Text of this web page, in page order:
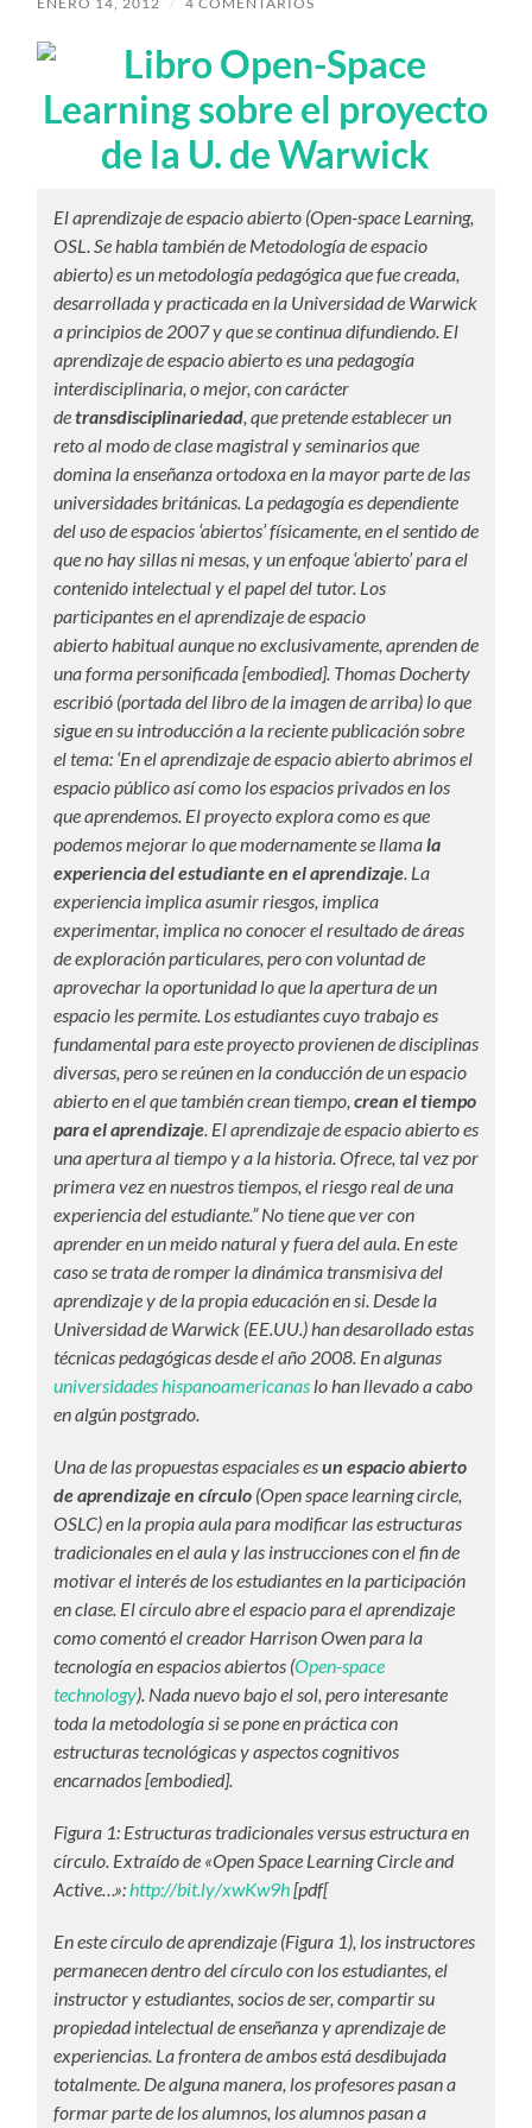
El aprendizaje de espacio abierto (Open-space Learning,
OSL. Se habla también de Metodología de espacio
abierto) es un metodología pedagógica que fue creada,
desarrollada y practicada en la Universidad de Warwick
a principios de 2007 y que se continua difundiendo. El
aprendizaje de espacio abierto es una pedagogía
interdisciplinaria, o mejor, con carácter
detransdisciplinariedad, que pretende establecer un
reto al modo de clase magistral y seminarios que
domina la enseñanza ortodoxa en la mayor parte de las
universidades británicas. La pedagogía es dependiente
del uso de espacios ‘abiertos’ físicamente, en el sentido de
que no hay sillas ni mesas, y un enfoque ‘abierto’ para el
contenido intelectual y el papel del tutor. Los
participantes en el aprendizaje de espacio
abierto habitual aunque no exclusivamente, aprenden de
una forma personificada [embodied]. Thomas Docherty
escribió (portada del libro de la imagen de arriba) lo que
sigue en su introducción a la reciente publicación sobre
el tema: ‘En el aprendizaje de espacio abierto abrimos el
espacio público así como los espacios privados en los
que aprendemos. El proyecto explora como es que
podemos mejorar lo que modernamente se llamala
experiencia del estudiante en el aprendizaje. La
experiencia implica asumir riesgos, implica
experimentar, implica no conocer el resultado de áreas
de exploración particulares, pero con voluntad de
aprovechar la oportunidad lo que la apertura de un
espacio les permite. Los estudiantes cuyo trabajo es
fundamental para este proyecto provienen de disciplinas
diversas, pero se reúnen en la conducción de un espacio
abierto en el que también crean tiempo, crean el tiempo
para el aprendizaje. El aprendizaje de espacio abierto es
una apertura al tiempo y a la historia. Ofrece, tal vez por
primera vez en nuestros tiempos, el riesgo real de una
experiencia del estudiante.” No tiene que ver con
aprender en un meido natural y fuera del aula. En este
caso se trata de romper la dinámica transmisiva del
aprendizaje y de la propia educación en si. Desde la
Universidad de Warwick (EE.UU.) han desarollado estas
técnicas pedagógicas desde el año 2008. En algunas
universidades hispanoamericanaslo han llevado a cabo
en algún postgrado.
Una de las propuestas espaciales esun espacio abierto
de aprendizaje en círculo(Open space learning circle,
OSLC) en la propia aula para modificar las estructuras
tradicionales en el aula y las instrucciones con el fin de
motivar el interés de los estudiantes en la participación
en clase. El círculo abre el espacio para el aprendizaje
como comentó el creador Harrison Owen para la
tecnología en espacios abiertos (Open-space
technology). Nada nuevo bajo el sol, pero interesante
toda la metodología si se pone en práctica con
estructuras tecnológicas y aspectos cognitivos
encarnados [embodied].
Figura 1: Estructuras tradicionales versus estructura en
círculo. Extraído de «Open Space Learning Circle and
Active…»:http://bit.ly/xwKw9h[pdf[
En este círculo de aprendizaje (Figura 1), los instructores
permanecen dentro del círculo con los estudiantes, el
instructor y estudiantes, socios de ser, compartir su
propiedad intelectual de enseñanza y aprendizaje de
experiencias. La frontera de ambos está desdibujada
totalmente. De alguna manera, los profesores pasan a
formar parte de los alumnos, los alumnos pasan a